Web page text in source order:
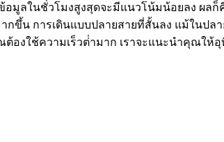
มูลในชั่วโมงสูงสุดจะมีแนวโน้มน้อยลง ผล
กขึ้น การเดินแบบปลายสายที่สั้นลง แม้ในป
องใช้ความเร็วต่ํามาก เราจะแนะนําคุณใ